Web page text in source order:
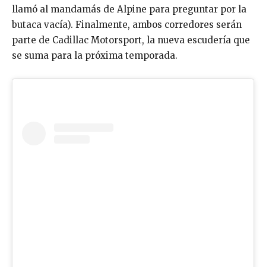
llamó al mandamás de Alpine para preguntar por la
butaca vacía). Finalmente, ambos corredores serán
parte de Cadillac Motorsport, la nueva escudería que
se suma para la próxima temporada.